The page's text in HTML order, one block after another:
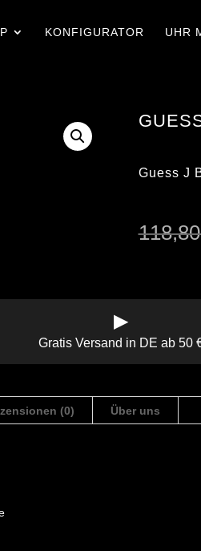
KONFIGURATOR UHR
Guess J
▶
Gratis Versand in DE ab 50
(0) Über uns